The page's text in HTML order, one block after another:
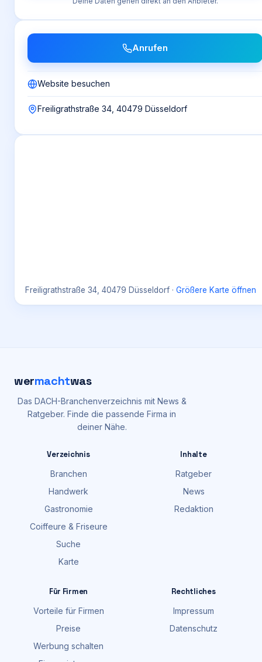
Anrufen
Website besuchen
Freiligrathstraße 34, 40479 Düsseldorf
Freiligrathstraße 34, 40479 Düsseldorf · Größere Karte öffnen
wermachtwas
Das DACH-Branchenverzeichnis mit News &
Ratgeber. Finde die passende Firma in
deiner Nähe.
Verzeichnis
Branchen
Handwerk
Gastronomie
Coiffeure & Friseure
Suche
Karte
Inhalte
Ratgeber
News
Redaktion
Für Firmen
Vorteile für Firmen
Preise
Werbung schalten
Rechtliches
Impressum
Datenschutz